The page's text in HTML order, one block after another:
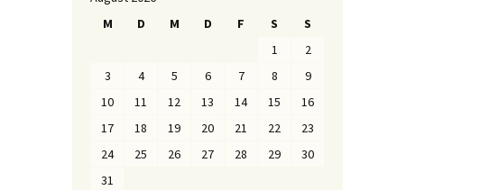
M
D M D F S
S
1
2
3
4 5 6 7 8
9
10
11 12 13 14 15
16
17
18 19 20 21 22
23
24
25 26 27 28 29
30
31